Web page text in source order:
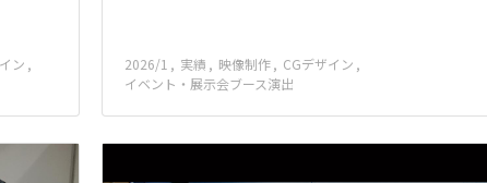
ン
2026/1 実績 映像制作
CGデザイン
イベント・展示会ブース演出